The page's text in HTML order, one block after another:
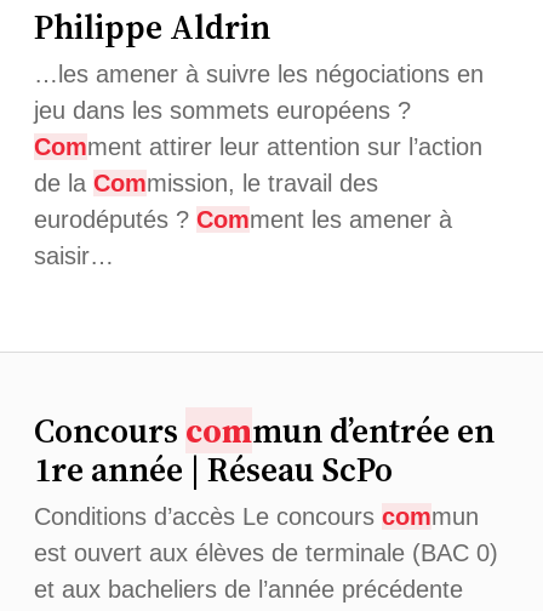
Philippe Aldrin
…les amener à suivre les négociations en
jeu dans les sommets européens ?
Comment attirer leur attention sur l’action
de la Commission, le travail des
eurodéputés ? Comment les amener à
saisir…
Concours commun d’entrée en
1re année | Réseau ScPo
Conditions d’accès Le concours commun
est ouvert aux élèves de terminale (BAC 0)
et aux bacheliers de l’année précédente